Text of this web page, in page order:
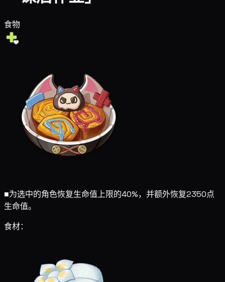
食物
■为选中的角色恢复生命值上限的40%，并额外恢复2350点
生命值。
食材：